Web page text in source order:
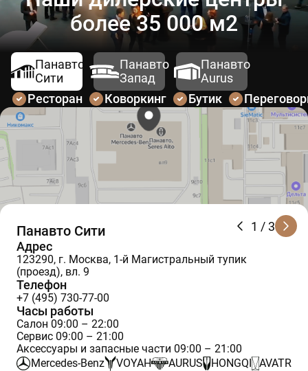
более 35 000 м2
Панавто
Сити
Панавто
Запад
Панавто
Aurus
Ресторан
Коворкинг Бутик
1 / 3
Панавто Сити
Адрес
123290, г. Москва, 1-й Магистральный тупик
(проезд), вл. 9
Телефон
+7 (495) 730-77-00
Часы работы
Салон 09:00 – 22:00
Сервис 09:00 – 21:00
Аксессуары и запасные части 09:00 – 21:00
Mercedes-Benz
VOYAH AURUS HONGQI
AVATR